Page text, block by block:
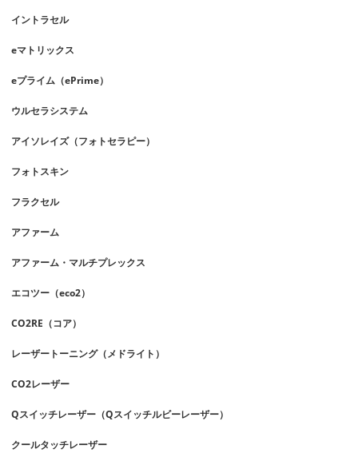
イントラセル
eマトリックス
eプライム（ePrime）
ウルセラシステム
アイソレイズ（フォトセラピー）
フォトスキン
フラクセル
アファーム
アファーム・マルチプレックス
エコツー（eco2）
CO2RE（コア）
レーザートーニング（メドライト）
CO2レーザー
Qスイッチレーザー（Qスイッチルビーレーザー）
クールタッチレーザー